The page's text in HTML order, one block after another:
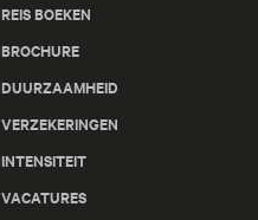
REIS BOEKEN
BROCHURE
DUURZAAMHEID
VERZEKERINGEN
INTENSITEIT
VACATURES